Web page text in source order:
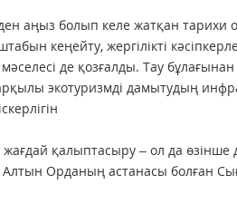
аңыз болып келе жатқан
кеңейту, жергілікті
де қозғалды. Тау
экотуризмді дамытудың
қалыптасыру – ол да өзінше
Алтын Орданың астанасы болған